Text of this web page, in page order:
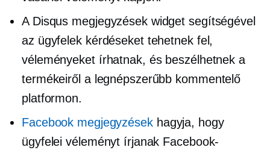
A Disqus megjegyzések widget segítségével
az ügyfelek kérdéseket tehetnek fel,
véleményeket írhatnak, és beszélhetnek a
termékeiről a legnépszerűbb kommentelő
platformon.
Facebook megjegyzésekhagyja, hogy
ügyfelei véleményt írjanak Facebook-